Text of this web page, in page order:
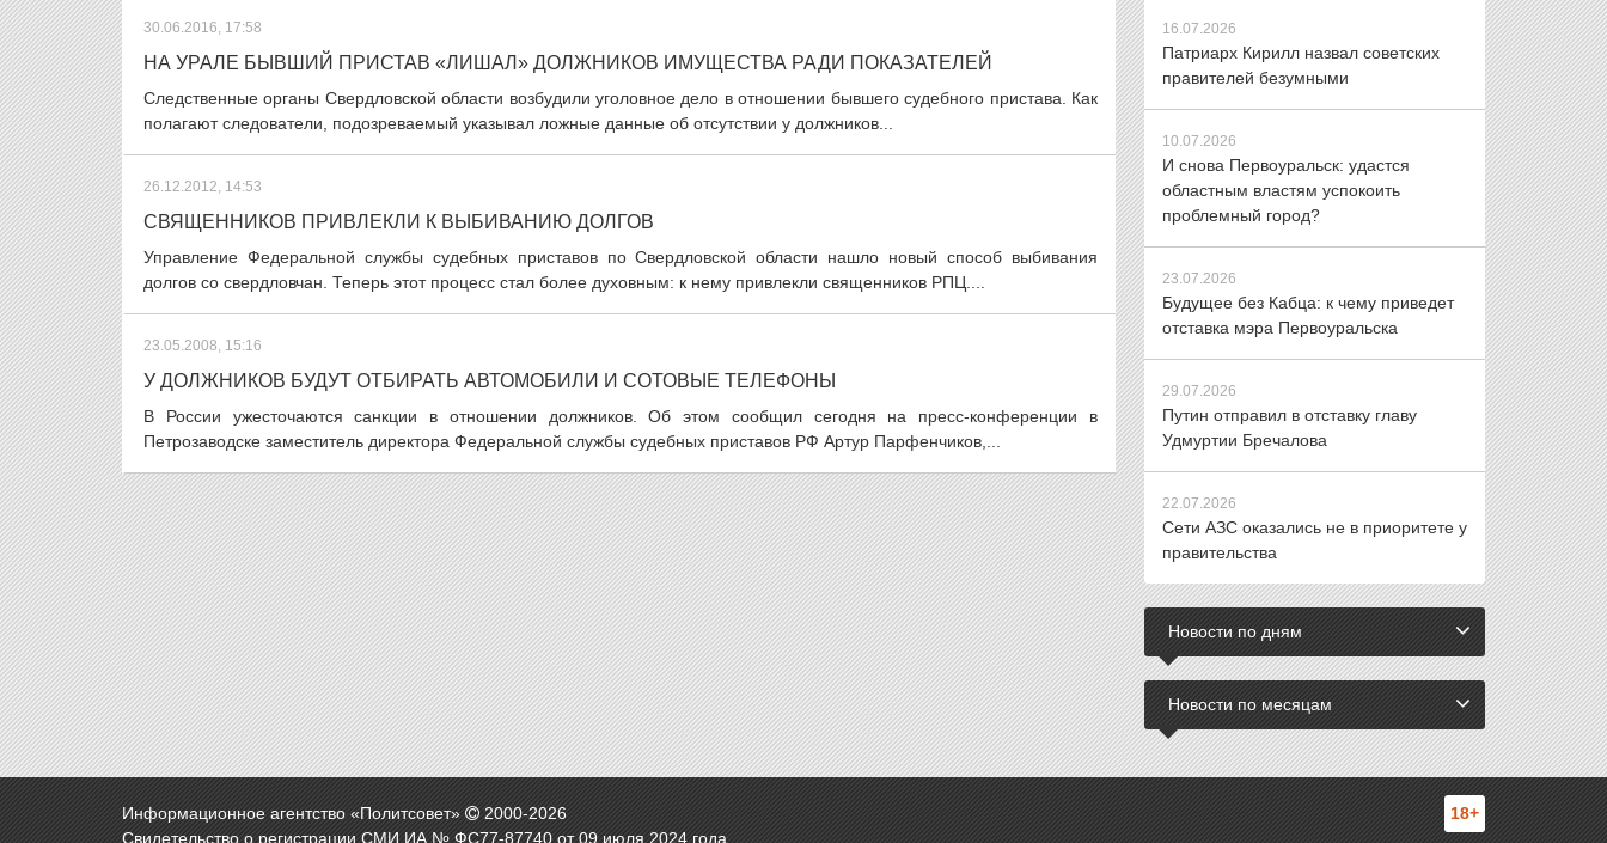
30.06.2016, 17:58
НА УРАЛЕ БЫВШИЙ ПРИСТАВ «ЛИШАЛ» ДОЛЖНИКОВ ИМУЩЕСТВА РАДИ ПОКАЗАТЕЛЕЙ
Следственные органы Свердловской области возбудили уголовное дело в отношении бывшего судебного пристава. Как
полагают следователи, подозреваемый указывал ложные данные об отсутствии у должников...
26.12.2012, 14:53
СВЯЩЕННИКОВ ПРИВЛЕКЛИ К ВЫБИВАНИЮ ДОЛГОВ
Управление Федеральной службы судебных приставов по Свердловской области нашло новый способ выбивания
долгов со свердловчан. Теперь этот процесс стал более духовным: к нему привлекли священников РПЦ....
23.05.2008, 15:16
У ДОЛЖНИКОВ БУДУТ ОТБИРАТЬ АВТОМОБИЛИ И СОТОВЫЕ ТЕЛЕФОНЫ
В России ужесточаются санкции в отношении должников. Об этом сообщил сегодня на пресс-конференции в
Петрозаводске заместитель директора Федеральной службы судебных приставов РФ Артур Парфенчиков,...
16.07.2026
Патриарх Кирилл назвал советских
правителей безумными
10.07.2026
И снова Первоуральск: удастся
областным властям успокоить
проблемный город?
23.07.2026
Будущее без Кабца: к чему приведет
отставка мэра Первоуральска
29.07.2026
Путин отправил в отставку главу
Удмуртии Бречалова
22.07.2026
Сети АЗС оказались не в приоритете у
правительства
Новости по дням
Новости по месяцам
Информационное агентство «Политсовет» 2000-2026
Свидетельство о регистрации СМИ ИА № ФС77-87740 от 09 июля 2024 года.
18+